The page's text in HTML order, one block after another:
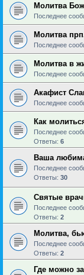
Молитва
Последнее
Молитва
Последнее
Молитва в
Последнее
Акафист
Последнее
Как
Последнее
Ответы: 6
Ваша
Последнее
Ответы: 30
Святые
Последнее
Ответы: 2
Молитва,
Последнее
Ответы: 2
Где можно